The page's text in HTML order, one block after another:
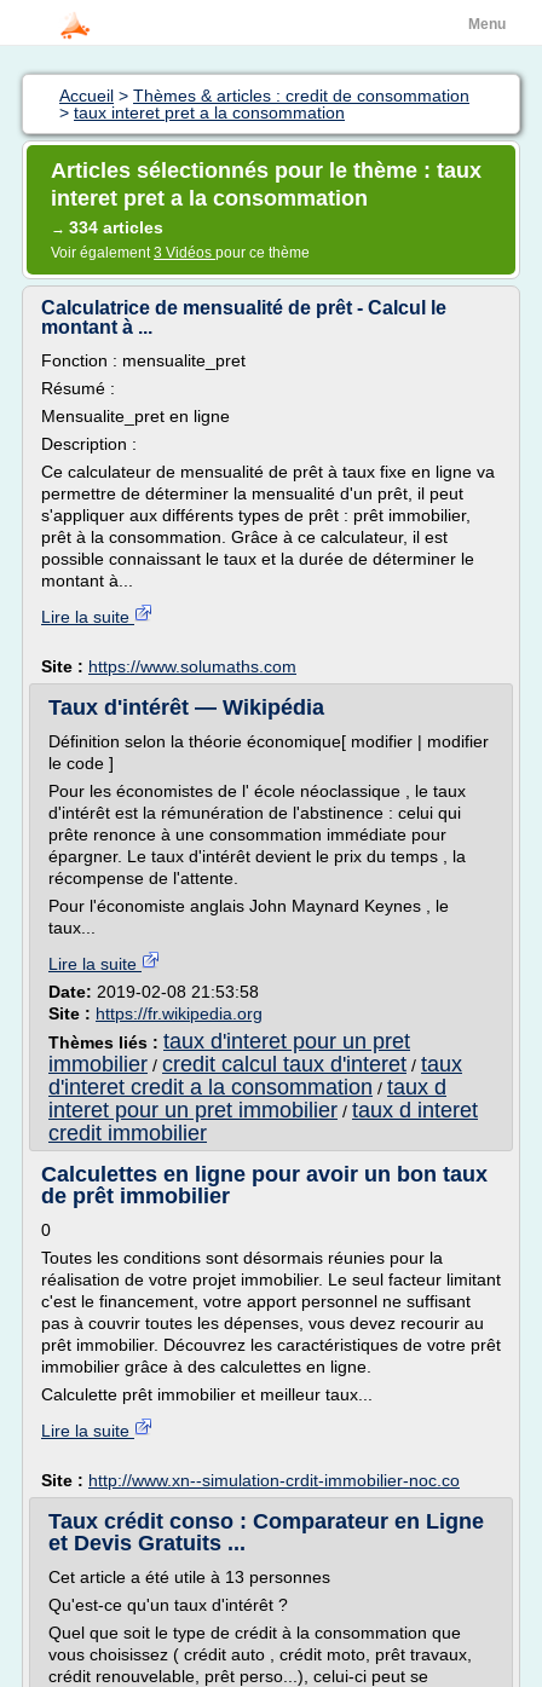
Menu
Accueil > Thèmes & articles : credit de consommation
> taux interet pret a la consommation
Articles sélectionnés pour le thème : taux
interet pret a la consommation
→ 334 articles
Voir également3 Vidéos pour ce thème
Calculatrice de mensualité de prêt - Calcul le
montant à ...
Fonction : mensualite_pret
Résumé :
Mensualite_pret en ligne
Description :
Ce calculateur de mensualité de prêt à taux fixe en ligne va
permettre de déterminer la mensualité d'un prêt, il peut
s'appliquer aux différents types de prêt : prêt immobilier,
prêt à la consommation. Grâce à ce calculateur, il est
possible connaissant le taux et la durée de déterminer le
montant à...
Lire la suite
Site : https://www.solumaths.com
Taux d'intérêt — Wikipédia
Définition selon la théorie économique[ modifier | modifier
le code ]
Pour les économistes de l' école néoclassique , le taux
d'intérêt est la rémunération de l'abstinence : celui qui
prête renonce à une consommation immédiate pour
épargner. Le taux d'intérêt devient le prix du temps , la
récompense de l'attente.
Pour l'économiste anglais John Maynard Keynes , le
taux...
Lire la suite
Date: 2019-02-08 21:53:58
Site : https://fr.wikipedia.org
Thèmes liés : taux d'interet pour un pret
immobilier / credit calcul taux d'interet / taux
d'interet credit a la consommation / taux d
interet pour un pret immobilier / taux d interet
credit immobilier
Calculettes en ligne pour avoir un bon taux
de prêt immobilier
0
Toutes les conditions sont désormais réunies pour la
réalisation de votre projet immobilier. Le seul facteur limitant
c'est le financement, votre apport personnel ne suffisant
pas à couvrir toutes les dépenses, vous devez recourir au
prêt immobilier. Découvrez les caractéristiques de votre prêt
immobilier grâce à des calculettes en ligne.
Calculette prêt immobilier et meilleur taux...
Lire la suite
Site : http://www.xn--simulation-crdit-immobilier-noc.co
Taux crédit conso : Comparateur en Ligne
et Devis Gratuits ...
Cet article a été utile à 13 personnes
Qu'est-ce qu'un taux d'intérêt ?
Quel que soit le type de crédit à la consommation que
vous choisissez ( crédit auto , crédit moto, prêt travaux,
crédit renouvelable, prêt perso...), celui-ci peut se